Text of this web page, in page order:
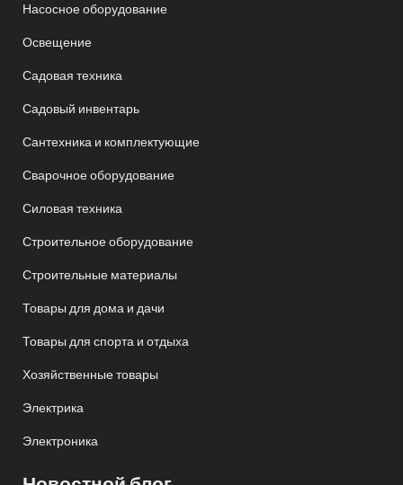
Насосное оборудование
Освещение
Садовая техника
Садовый инвентарь
Сантехника и комплектующие
Сварочное оборудование
Силовая техника
Строительное оборудование
Строительные материалы
Товары для дома и дачи
Товары для спорта и отдыха
Хозяйственные товары
Электрика
Электроника